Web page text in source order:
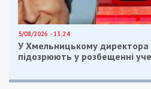
5/08/2026 - 13:24
У Хмельницькому директора
підозрюють у розбещенні